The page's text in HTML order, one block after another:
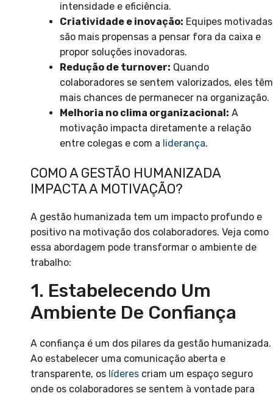
intensidade e eficiência.
Criatividade e inovação: Equipes motivadas
são mais propensas a pensar fora da caixa e
propor soluções inovadoras.
Redução de turnover: Quando
colaboradores se sentem valorizados, eles têm
mais chances de permanecer na organização.
Melhoria no clima organizacional: A
motivação impacta diretamente a relação
entre colegas e com a liderança.
COMO A GESTÃO HUMANIZADA
IMPACTA A MOTIVAÇÃO?
A gestão humanizada tem um impacto profundo e
positivo na motivação dos colaboradores. Veja como
essa abordagem pode transformar o ambiente de
trabalho:
1. Estabelecendo Um
Ambiente De Confiança
A confiança é um dos pilares da gestão humanizada.
Ao estabelecer uma comunicação aberta e
transparente, os líderes criam um espaço seguro
onde os colaboradores se sentem à vontade para